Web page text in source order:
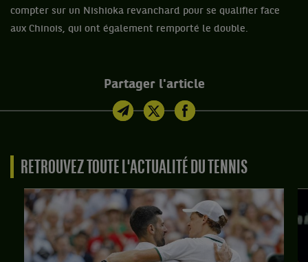
compter sur un Nishioka revanchard pour se qualifier face
aux Chinois, qui ont également remporté le double.
Partager l'article
RETROUVEZ TOUTE L'ACTUALITÉ DU TENNIS